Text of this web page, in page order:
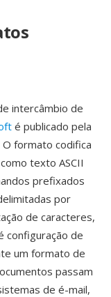
intercâmbio de
é publicado pela
formato codifica
texto ASCII
prefixados
por
de caracteres,
configuração de
um formato de
passam
de é-mail,